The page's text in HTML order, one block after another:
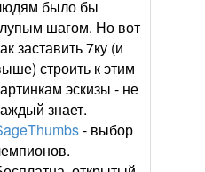
было бы
шагом. Но вот
заставить 7ку (и
строить к этим
эскизы - не
знает.
- выбор